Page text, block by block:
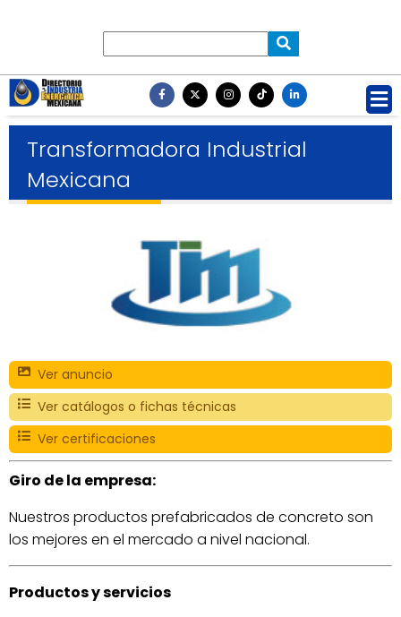
Transformadora Industrial
Mexicana
Ver anuncio
Ver catálogos o fichas técnicas
Ver certificaciones
Giro de la empresa:
Nuestros productos prefabricados de concreto son
los mejores en el mercado a nivel nacional.
Productos y servicios